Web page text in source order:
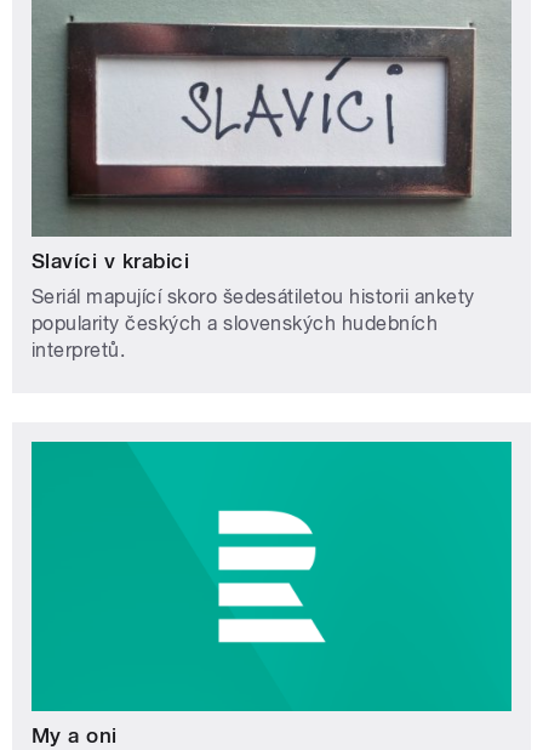
Slavíci v krabici
Seriál mapující skoro šedesátiletou historii ankety
popularity českých a slovenských hudebních
interpretů.
My a oni